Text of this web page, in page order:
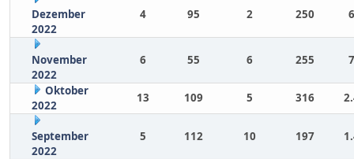
Dezember
2022
4 95 2 250
November
2022
6 55 6 255
Oktober
2022
13 109 5 316
September
2022
5 112 10 197